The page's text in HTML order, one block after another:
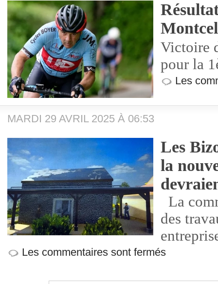
Victoire
pour la
Les
MARDI 29 AVRIL 2025 À 06:53
Les
la
La
des
Les commentaires sont fermés